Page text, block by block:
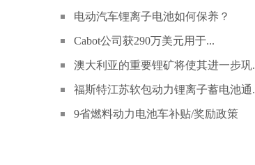
电动汽车锂离子电池如何保养？
Cabot公司获290万美元用于...
澳大利亚的重要锂矿将使其进一步巩
福斯特江苏软包动力锂离子蓄电池通
9省燃料动力电池车补贴/奖励政策